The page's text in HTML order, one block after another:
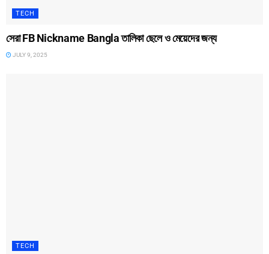
TECH
সেরা FB Nickname Bangla তালিকা ছেলে ও মেয়েদের জন্য
JULY 9, 2025
TECH